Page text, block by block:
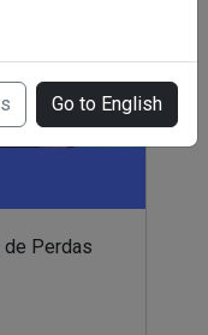
Go to English
Perdas